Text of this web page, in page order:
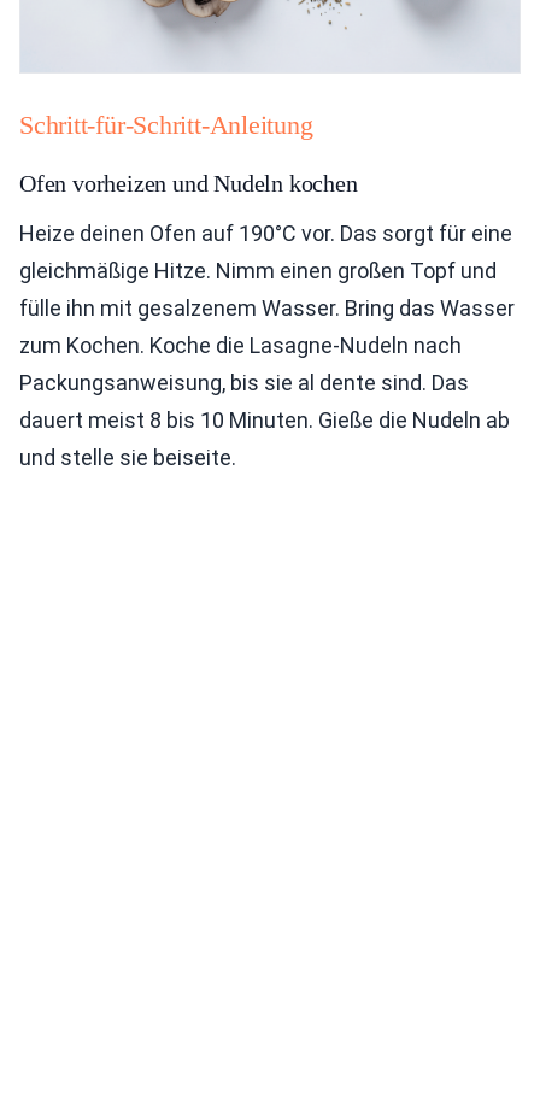
Schritt-für-Schritt-Anleitung
Ofen vorheizen und Nudeln kochen
Heize deinen Ofen auf 190°C vor. Das sorgt für eine
gleichmäßige Hitze. Nimm einen großen Topf und
fülle ihn mit gesalzenem Wasser. Bring das Wasser
zum Kochen. Koche die Lasagne-Nudeln nach
Packungsanweisung, bis sie al dente sind. Das
dauert meist 8 bis 10 Minuten. Gieße die Nudeln ab
und stelle sie beiseite.